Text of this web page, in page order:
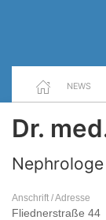
NEWS
Dr.
Nephrologe
Anschrift / Adresse
Fliednerstraße 44